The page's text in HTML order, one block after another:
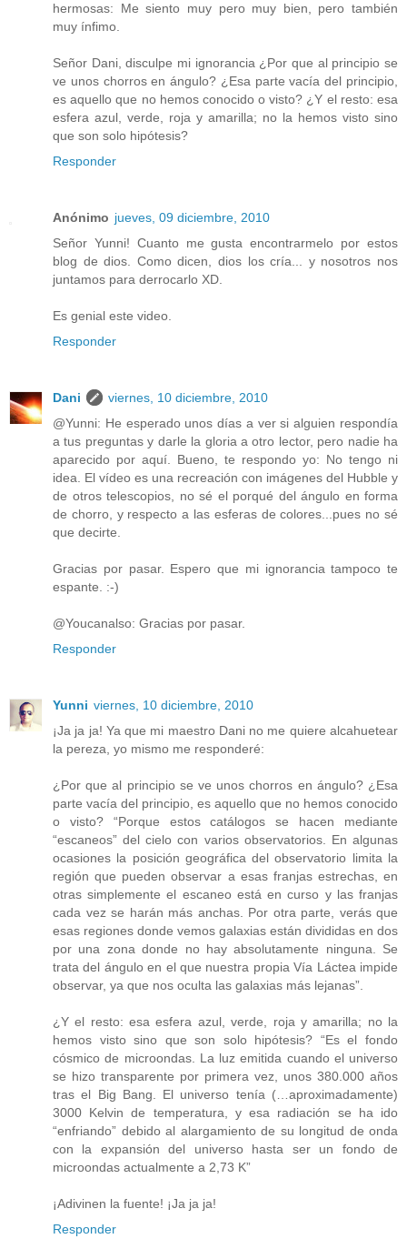
hermosas: Me siento muy pero muy bien, pero también
muy ínfimo.
Señor Dani, disculpe mi ignorancia ¿Por que al principio se
ve unos chorros en ángulo? ¿Esa parte vacía del principio,
es aquello que no hemos conocido o visto? ¿Y el resto: esa
esfera azul, verde, roja y amarilla; no la hemos visto sino
que son solo hipótesis?
Responder
Anónimo jueves, 09 diciembre, 2010
Señor Yunni! Cuanto me gusta encontrarmelo por estos
blog de dios. Como dicen, dios los cría... y nosotros nos
juntamos para derrocarlo XD.
Es genial este video.
Responder
Dani
viernes, 10 diciembre, 2010
@Yunni: He esperado unos días a ver si alguien respondía
a tus preguntas y darle la gloria a otro lector, pero nadie ha
aparecido por aquí. Bueno, te respondo yo: No tengo ni
idea. El vídeo es una recreación con imágenes del Hubble y
de otros telescopios, no sé el porqué del ángulo en forma
de chorro, y respecto a las esferas de colores...pues no sé
que decirte.
Gracias por pasar. Espero que mi ignorancia tampoco te
espante. :-)
@Youcanalso: Gracias por pasar.
Responder
Yunni viernes, 10 diciembre, 2010
¡Ja ja ja! Ya que mi maestro Dani no me quiere alcahuetear
la pereza, yo mismo me responderé:
¿Por que al principio se ve unos chorros en ángulo? ¿Esa
parte vacía del principio, es aquello que no hemos conocido
o visto? “Porque estos catálogos se hacen mediante
“escaneos” del cielo con varios observatorios. En algunas
ocasiones la posición geográfica del observatorio limita la
región que pueden observar a esas franjas estrechas, en
otras simplemente el escaneo está en curso y las franjas
cada vez se harán más anchas. Por otra parte, verás que
esas regiones donde vemos galaxias están divididas en dos
por una zona donde no hay absolutamente ninguna. Se
trata del ángulo en el que nuestra propia Vía Láctea impide
observar, ya que nos oculta las galaxias más lejanas”.
¿Y el resto: esa esfera azul, verde, roja y amarilla; no la
hemos visto sino que son solo hipótesis? “Es el fondo
cósmico de microondas. La luz emitida cuando el universo
se hizo transparente por primera vez, unos 380.000 años
tras el Big Bang. El universo tenía (…aproximadamente)
3000 Kelvin de temperatura, y esa radiación se ha ido
“enfriando” debido al alargamiento de su longitud de onda
con la expansión del universo hasta ser un fondo de
microondas actualmente a 2,73 K”
¡Adivinen la fuente! ¡Ja ja ja!
Responder